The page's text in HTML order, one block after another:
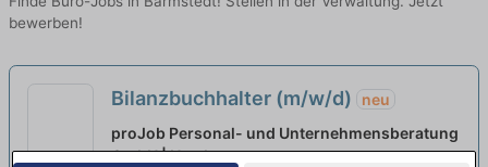
bewerben!
Bilanzbuchhalter (m/w/d)
neu
proJob Personal- und Unternehmensberatung
GmbH | Hamburg